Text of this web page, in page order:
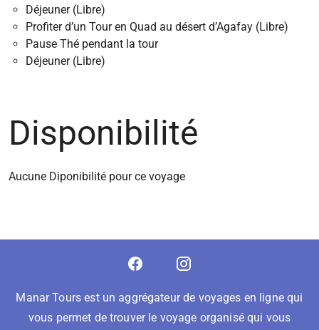
Déjeuner (Libre)
Profiter d’un Tour en Quad au désert d’Agafay (Libre)
Pause Thé pendant la tour
Déjeuner (Libre)
Disponibilité
Aucune Diponibilité pour ce voyage
Manar Tours est un aggrégateur de voyages en ligne qui
vous permet de trouver le voyage organisé qui vous